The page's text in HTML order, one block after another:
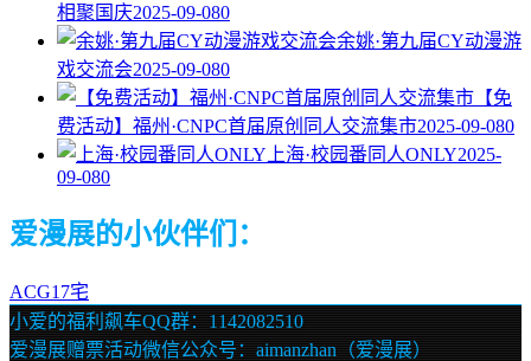
相聚国庆2025-09-080
余姚·第九届CY动漫游
戏交流会2025-09-080
【免
费活动】福州·CNPC首届原创同人交流集市2025-09-080
上海·校园番同人ONLY2025-
09-080
爱漫展的小伙伴们：
ACG17宅
小爱的福利飙车QQ群：1142082510
爱漫展赠票活动微信公众号：aimanzhan（爱漫展）